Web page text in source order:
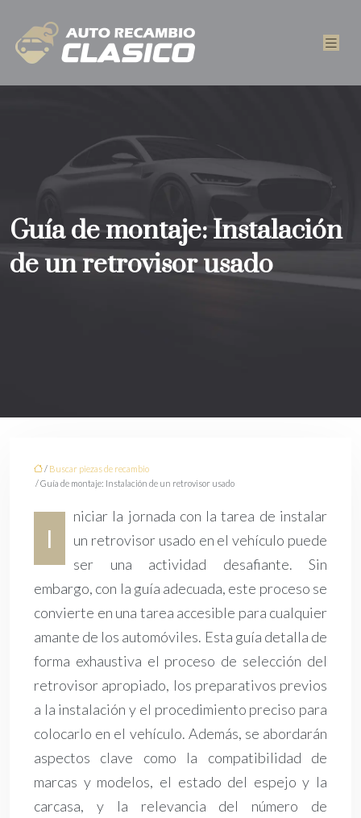
Guía de montaje: Instalación
de un retrovisor usado
/ Buscar piezas de recambio
/ Guía de montaje: Instalación de un retrovisor usado
I
niciar la jornada con la tarea de instalar
un retrovisor usado en el vehículo puede
ser una actividad desafiante. Sin
embargo, con la guía adecuada, este proceso se
convierte en una tarea accesible para cualquier
amante de los automóviles. Esta guía detalla de
forma exhaustiva el proceso de selección del
retrovisor apropiado, los preparativos previos
a la instalación y el procedimiento preciso para
colocarlo en el vehículo. Además, se abordarán
aspectos clave como la compatibilidad de
marcas y modelos, el estado del espejo y la
carcasa, y la relevancia del número de